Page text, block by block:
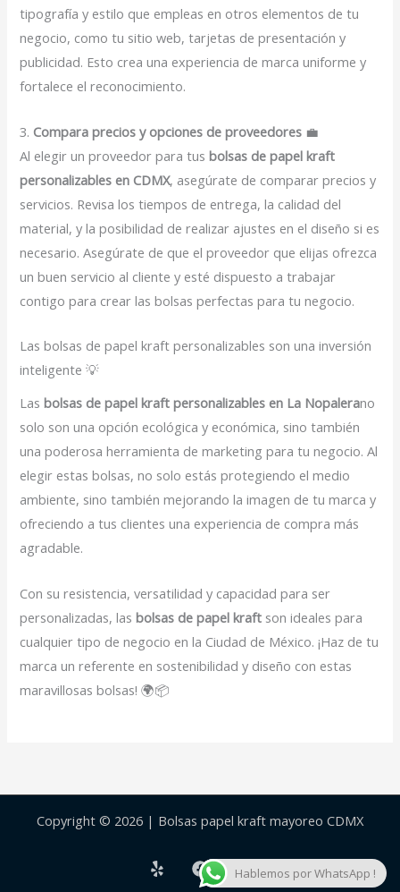
tipografía y estilo que empleas en otros elementos de tu
negocio, como tu sitio web, tarjetas de presentación y
publicidad. Esto crea una experiencia de marca uniforme y
fortalece el reconocimiento.
3. Compara precios y opciones de proveedores 💼
Al elegir un proveedor para tusbolsas de papel kraft
personalizables en CDMX, asegúrate de comparar precios y
servicios. Revisa los tiempos de entrega, la calidad del
material, y la posibilidad de realizar ajustes en el diseño si es
necesario. Asegúrate de que el proveedor que elijas ofrezca
un buen servicio al cliente y esté dispuesto a trabajar
contigo para crear las bolsas perfectas para tu negocio.
Las bolsas de papel kraft personalizables son una inversión
inteligente 💡
Lasbolsas de papel kraft personalizables en La Nopalerano
solo son una opción ecológica y económica, sino también
una poderosa herramienta de marketing para tu negocio. Al
elegir estas bolsas, no solo estás protegiendo el medio
ambiente, sino también mejorando la imagen de tu marca y
ofreciendo a tus clientes una experiencia de compra más
agradable.
Con su resistencia, versatilidad y capacidad para ser
personalizadas, lasbolsas de papel kraft son ideales para
cualquier tipo de negocio en la Ciudad de México. ¡Haz de tu
marca un referente en sostenibilidad y diseño con estas
maravillosas bolsas! 🌍📦
Copyright © 2026 | Bolsas papel kraft mayoreo CDMX
Hablemos por WhatsApp !